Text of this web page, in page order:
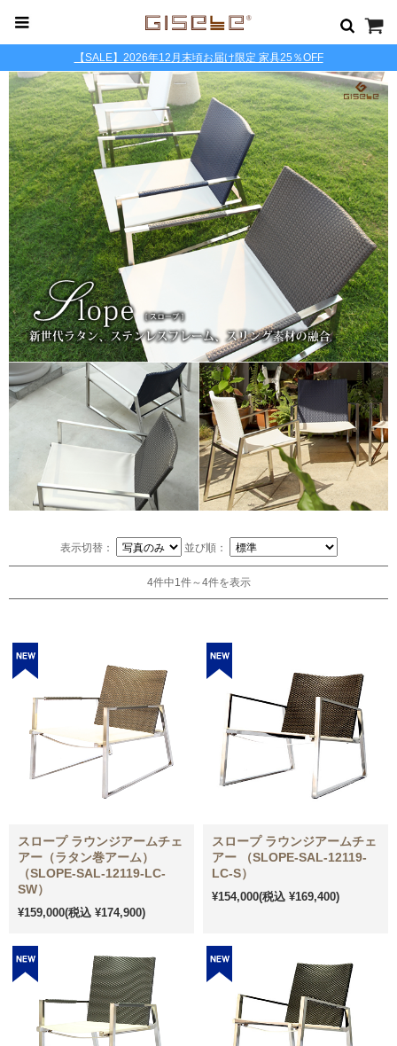
【SALE】2026年12月末頃お届け限定 家具25％OFF
表示切替： 並び順：
4件中1件～4件を表示
スロープ ラウンジアームチェ
アー（ラタン巻アーム）
（SLOPE-SAL-12119-LC-
SW）
¥159,000(税込 ¥174,900)
スロープ ラウンジアームチェ
アー （SLOPE-SAL-12119-
LC-S）
¥154,000(税込 ¥169,400)